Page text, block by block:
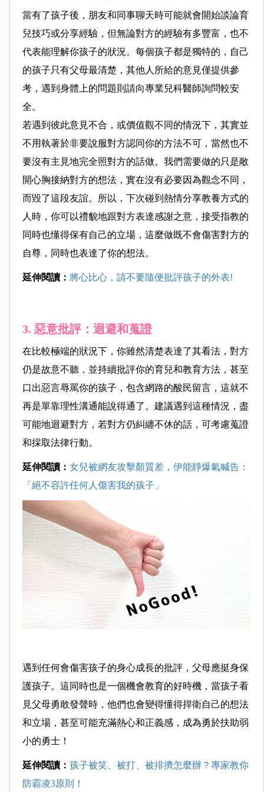
當有了孩子後，朋友和同事聊天時可能就會開始談論育
兒技巧或分享經驗，但無論對方的經驗有多豐富，也不
代表能理解你孩子的狀況。每個孩子都是獨特的，自己
的孩子只有父母最清楚，其他人所給的意見僅提供參
考，遇到身體上的問題則請向專業兒科醫師詢問較安
全。
若遇到彼此意見不合，或價值觀不同的情況下，其實並
不用執著於非要說服對方認同你的方法不可，當然也不
要沒有主見地完全照對方的話做。我們需要做的只是敞
開心胸接納對方的想法，實在沒有必要因為觀念不同，
而毀了這段友誼。所以，下次碰到熱情分享教養方式的
人時，你可以禮貌地跟對方表達感謝之意，接受指教的
同時也懂得保有自己的立場，這麼做既不會傷害對方的
自尊，同時也表達了你的想法。
延伸閱讀： 將心比心，請不要隨便批評孩子的外表!
3. 惡意批評：迴避和蒐證
在比較極端的狀況下，你雖然清楚表達了其看法，對方
仍是故意不聽，並持續批評你的育兒和教育方法，甚至
口出惡言辱罵你的孩子，包含網路的酸民留言，這就不
再是單靠理性溝通能說得通了。建議遇到這種情況，盡
可能地迴避對方，若對方仍糾纏不休的話，可考慮蒐證
和採取法律行動。
延伸閱讀： 女兒被網友攻擊顏質差，伊能靜爆氣喊告：
「絕不容許任何人傷害我的孩子」
遇到任何會傷害孩子的身心成長的批評，父母應挺身保
護孩子。這同時也是一個機會教育的好時機，當孩子看
見父母勇敢發聲時，他們也會變得懂得捍衛自己的想法
和立場，甚至可能充滿熱心和正義感，成為勇於扶助弱
小的勇士！
延伸閱讀： 孩子被笑、被打、被排擠怎麼辦？專家教你
防霸凌3原則！